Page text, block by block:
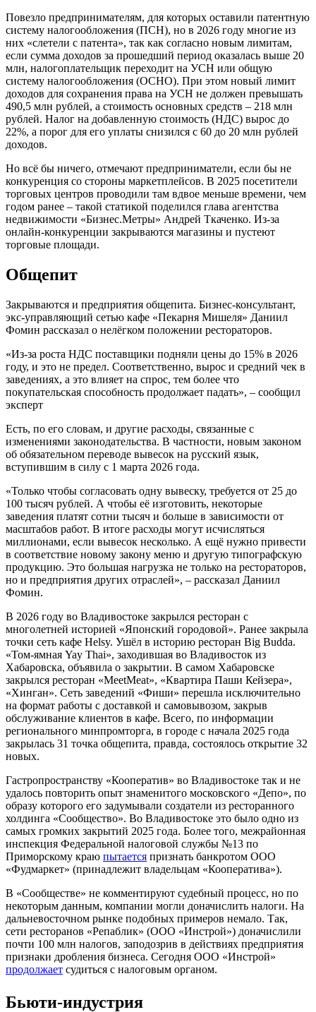
Повезло предпринимателям, для которых оставили патентную
систему налогообложения (ПСН), но в 2026 году многие из
них «слетели с патента», так как согласно новым лимитам,
если сумма доходов за прошедший период оказалась выше 20
млн, налогоплательщик переходит на УСН или общую
систему налогообложения (ОСНО). При этом новый лимит
доходов для сохранения права на УСН не должен превышать
490,5 млн рублей, а стоимость основных средств – 218 млн
рублей. Налог на добавленную стоимость (НДС) вырос до
22%, а порог для его уплаты снизился с 60 до 20 млн рублей
доходов.
Но всё бы ничего, отмечают предприниматели, если бы не
конкуренция со стороны маркетплейсов. В 2025 посетители
торговых центров проводили там вдвое меньше времени, чем
годом ранее – такой статикой поделился глава агентства
недвижимости «Бизнес.Метры» Андрей Ткаченко. Из-за
онлайн-конкуренции закрываются магазины и пустеют
торговые площади.
Общепит
Закрываются и предприятия общепита. Бизнес-консультант,
экс-управляющий сетью кафе «Пекарня Мишеля» Даниил
Фомин рассказал о нелёгком положении рестораторов.
«Из-за роста НДС поставщики подняли цены до 15% в 2026
году, и это не предел. Соответственно, вырос и средний чек в
заведениях, а это влияет на спрос, тем более что
покупательская способность продолжает падать», – сообщил
эксперт
Есть, по его словам, и другие расходы, связанные с
изменениями законодательства. В частности, новым законом
об обязательном переводе вывесок на русский язык,
вступившим в силу с 1 марта 2026 года.
«Только чтобы согласовать одну вывеску, требуется от 25 до
100 тысяч рублей. А чтобы её изготовить, некоторые
заведения платят сотни тысяч и больше в зависимости от
масштабов работ. В итоге расходы могут исчисляться
миллионами, если вывесок несколько. А ещё нужно привести
в соответствие новому закону меню и другую типографскую
продукцию. Это большая нагрузка не только на рестораторов,
но и предприятия других отраслей», – рассказал Даниил
Фомин.
В 2026 году во Владивостоке закрылся ресторан с
многолетней историей «Японский городовой». Ранее закрыла
точки сеть кафе Helsy. Ушёл в историю ресторан Big Budda.
«Том-ямная Yay Thai», заходившая во Владивосток из
Хабаровска, объявила о закрытии. В самом Хабаровске
закрылся ресторан «MeetMeat», «Квартира Паши Кейзера»,
«Хинган». Сеть заведений «Фиши» перешла исключительно
на формат работы с доставкой и самовывозом, закрыв
обслуживание клиентов в кафе. Всего, по информации
регионального минпромторга, в городе с начала 2025 года
закрылась 31 точка общепита, правда, состоялось открытие 32
новых.
Гастропространству «Кооператив» во Владивостоке так и не
удалось повторить опыт знаменитого московского «Депо», по
образу которого его задумывали создатели из ресторанного
холдинга «Сообщество». Во Владивостоке это было одно из
самых громких закрытий 2025 года. Более того, межрайонная
инспекция Федеральной налоговой службы №13 по
Приморскому краю пытается признать банкротом ООО
«Фудмаркет» (принадлежит владельцам «Кооператива»).
В «Сообществе» не комментируют судебный процесс, но по
некоторым данным, компании могли доначислить налоги. На
дальневосточном рынке подобных примеров немало. Так,
сети ресторанов «Репаблик» (ООО «Инстрой») доначислили
почти 100 млн налогов, заподозрив в действиях предприятия
признаки дробления бизнеса. Сегодня ООО «Инстрой»
продолжает судиться с налоговым органом.
Бьюти-индустрия